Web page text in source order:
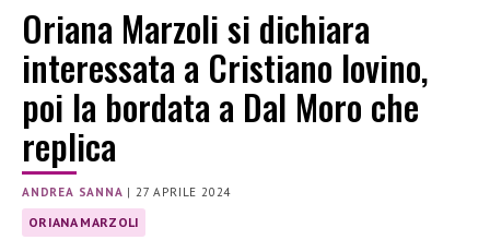
Oriana Marzoli si dichiara
interessata a Cristiano Iovino,
poi la bordata a Dal Moro che
replica
ANDREA SANNA |27 APRILE 2024
ORIANA MARZOLI